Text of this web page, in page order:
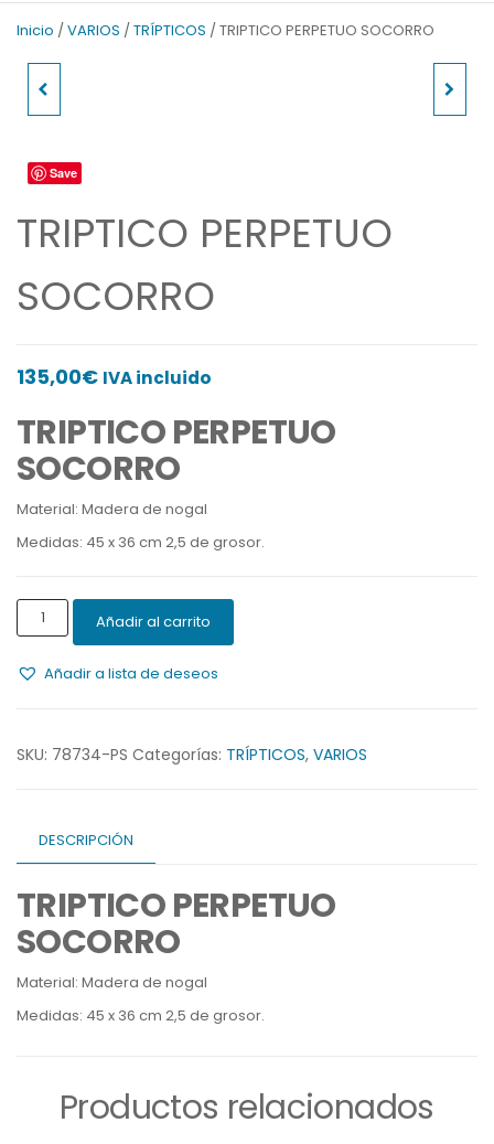
i
d
e
S
Inicio / VARIOS / TRÍPTICOS / TRIPTICO PERPETUO SOCORRO
Save
TRIPTICO PERPETUO
SOCORRO
135,00€ IVA incluido
TRIPTICO PERPETUO
SOCORRO
Material: Madera de nogal
Medidas: 45 x 36 cm 2,5 de grosor.
TRIPTICO
PERPETUO
cantidad
Añadir al carrito
Añadir a lista de deseos
SKU: 78734-PS Categorías: TRÍPTICOS, VARIOS
DESCRIPCIÓN
TRIPTICO PERPETUO
SOCORRO
Material: Madera de nogal
Medidas: 45 x 36 cm 2,5 de grosor.
Productos relacionados